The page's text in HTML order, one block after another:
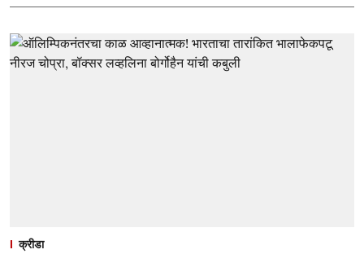
क्रीडा